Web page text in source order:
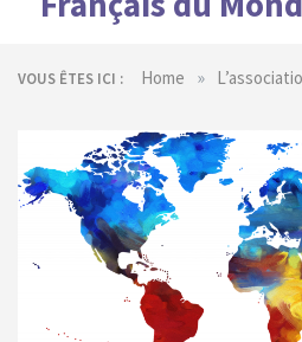
VOUS ÊTES ICI : Home »